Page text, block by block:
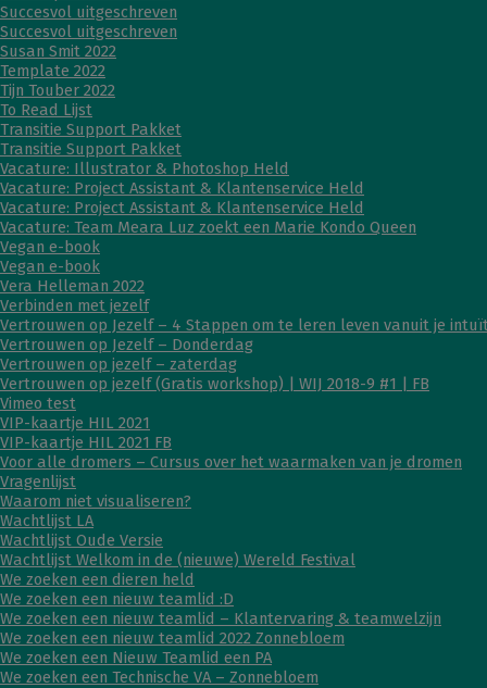
Succesvol uitgeschreven
Succesvol uitgeschreven
Susan Smit 2022
Template 2022
Tijn Touber 2022
To Read Lijst
Transitie Support Pakket
Transitie Support Pakket
Vacature: Illustrator & Photoshop Held
Vacature: Project Assistant & Klantenservice Held
Vacature: Project Assistant & Klantenservice Held
Vacature: Team Meara Luz zoekt een Marie Kondo Queen
Vegan e-book
Vegan e-book
Vera Helleman 2022
Verbinden met jezelf
Vertrouwen op Jezelf – 4 Stappen om te leren leven vanuit je
Vertrouwen op Jezelf – Donderdag
Vertrouwen op jezelf – zaterdag
Vertrouwen op jezelf (Gratis workshop) | WIJ 2018-9 #1 | FB
Vimeo test
VIP-kaartje HIL 2021
VIP-kaartje HIL 2021 FB
Voor alle dromers – Cursus over het waarmaken van je dromen
Vragenlijst
Waarom niet visualiseren?
Wachtlijst LA
Wachtlijst Oude Versie
Wachtlijst Welkom in de (nieuwe) Wereld Festival
We zoeken een dieren held
We zoeken een nieuw teamlid :D
We zoeken een nieuw teamlid – Klantervaring & teamwelzijn
We zoeken een nieuw teamlid 2022 Zonnebloem
We zoeken een Nieuw Teamlid een PA
We zoeken een Technische VA – Zonnebloem